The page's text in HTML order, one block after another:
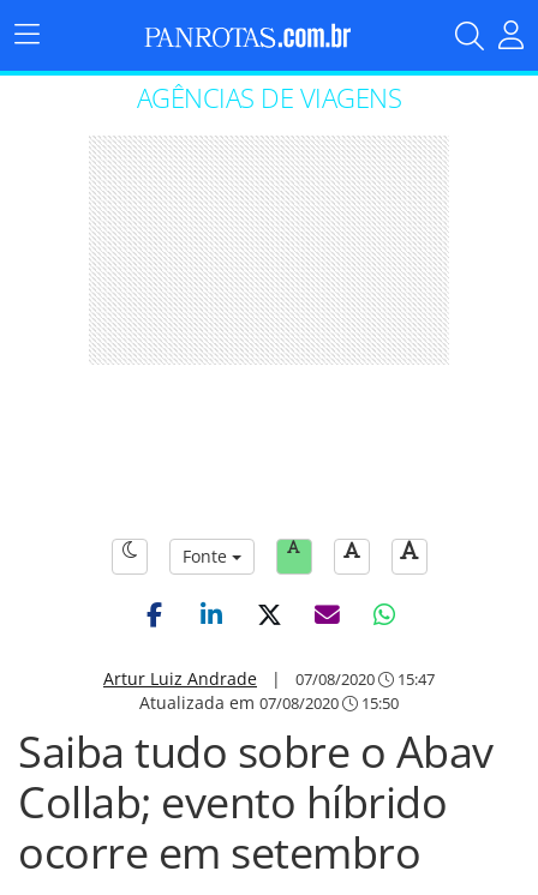
Menu
Principal
AGÊNCIAS DE VIAGENS
Fonte
Artur Luiz Andrade | 07/08/2020 15:47
Atualizada em 07/08/2020 15:50
Saiba tudo sobre o Abav
Collab; evento híbrido
ocorre em setembro